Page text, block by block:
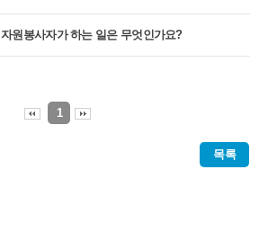
자원봉사자가 하는 일은 무엇인가요?
1
목록